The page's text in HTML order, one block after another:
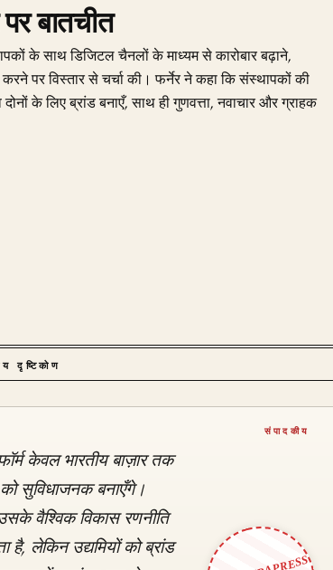
बातचीत
के साथ डिजिटल चैनलों के माध्यम से कारोबार बढ़ाने,
पर विस्तार से चर्चा की। फर्नेर ने कहा कि संस्थापकों की
के लिए ब्रांड बनाएँ, साथ ही गुणवत्ता, नवाचार और ग्राहक
दृष्टिकोण
केवल भारतीय बाज़ार तक
को सुविधाजनक बनाएँगे।
वैश्विक विकास रणनीति
है, लेकिन उद्यमियों को ब्रांड